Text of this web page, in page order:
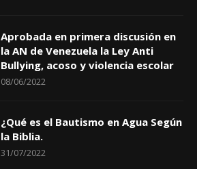
Aprobada en primera discusión en
la AN de Venezuela la Ley Anti
Bullying, acoso y violencia escolar
08/06/2022
¿Qué es el Bautismo en Agua Según
la Biblia.
31/07/2022